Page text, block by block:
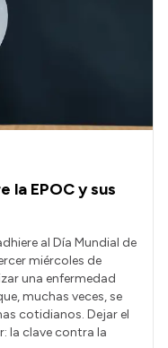
la EPOC y sus
al Día Mundial de
miércoles de
una enfermedad
muchas veces, se
cotidianos. Dejar el
la clave contra la